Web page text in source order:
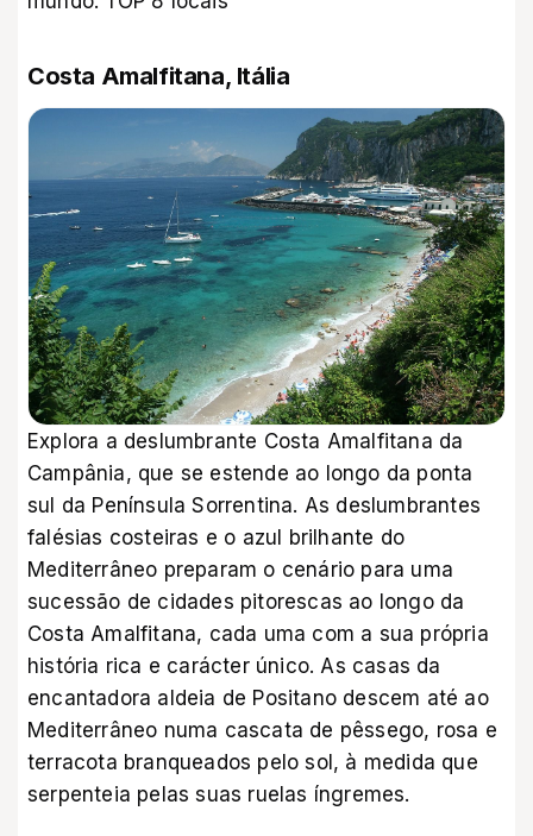
Costa Amalfitana, Itália
Explora a deslumbrante Costa Amalfitana da
Campânia, que se estende ao longo da ponta
sul da Península Sorrentina. As deslumbrantes
falésias costeiras e o azul brilhante do
Mediterrâneo preparam o cenário para uma
sucessão de cidades pitorescas ao longo da
Costa Amalfitana, cada uma com a sua própria
história rica e carácter único. As casas da
encantadora aldeia de Positano descem até ao
Mediterrâneo numa cascata de pêssego, rosa e
terracota branqueados pelo sol, à medida que
serpenteia pelas suas ruelas íngremes.